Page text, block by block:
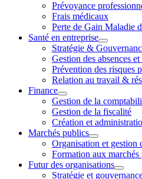
Prévoyance
Frais médicaux
Perte de Gain Maladie
Santé en entreprise
Stratégie &
Gestion des absences
Prévention des risques
Relation au travail &
Finance
Gestion de la
Gestion de la fiscalité
Création et
Marchés publics
Organisation et gestion
Formation aux marchés
Futur des organisations
Stratégie et